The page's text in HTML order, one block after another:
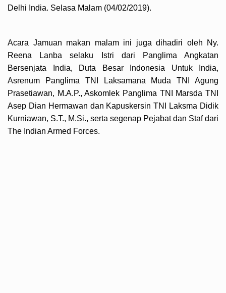
Delhi India. Selasa Malam (04/02/2019).
Acara Jamuan makan malam ini juga dihadiri oleh Ny.
Reena Lanba selaku Istri dari Panglima Angkatan
Bersenjata India, Duta Besar Indonesia Untuk India,
Asrenum Panglima TNI Laksamana Muda TNI Agung
Prasetiawan, M.A.P., Askomlek Panglima TNI Marsda TNI
Asep Dian Hermawan dan Kapuskersin TNI Laksma Didik
Kurniawan, S.T., M.Si., serta segenap Pejabat dan Staf dari
The Indian Armed Forces.